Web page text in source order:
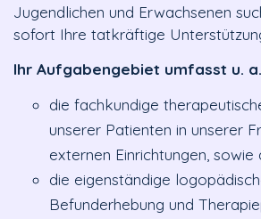
Jugendlichen und Erwachsenen
sofort Ihre tatkräftige
Ihr Aufgabengebiet umfasst u.
die fachkundige
unserer Patienten in unserer
externen Einrichtungen, sowie
die eigenständige
Befunderhebung und